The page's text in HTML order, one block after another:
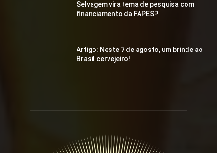
Selvagem vira tema de pesquisa com
financiamento da FAPESP
Artigo: Neste 7 de agosto, um brinde ao
Brasil cervejeiro!